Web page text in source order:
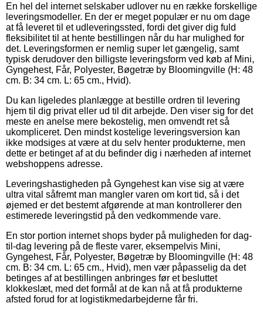
En hel del internet selskaber udlover nu en række forskellige
leveringsmodeller. En der er meget populær er nu om dage
at få leveret til et udleveringssted, fordi det giver dig fuld
fleksibilitet til at hente bestillingen når du har mulighed for
det. Leveringsformen er nemlig super let gængelig, samt
typisk derudover den billigste leveringsform ved køb af Mini,
Gyngehest, Får, Polyester, Bøgetræ by Bloomingville (H: 48
cm. B: 34 cm. L: 65 cm., Hvid).
Du kan ligeledes planlægge at bestille ordren til levering
hjem til dig privat eller ud til dit arbejde. Den viser sig for det
meste en anelse mere bekostelig, men omvendt ret så
ukompliceret. Den mindst kostelige leveringsversion kan
ikke modsiges at være at du selv henter produkterne, men
dette er betinget af at du befinder dig i nærheden af internet
webshoppens adresse.
Leveringshastigheden på Gyngehest kan vise sig at være
ultra vital såfremt man mangler varen om kort tid, så i det
øjemed er det bestemt afgørende at man kontrollerer den
estimerede leveringstid på den vedkommende vare.
En stor portion internet shops byder på muligheden for dag-
til-dag levering på de fleste varer, eksempelvis Mini,
Gyngehest, Får, Polyester, Bøgetræ by Bloomingville (H: 48
cm. B: 34 cm. L: 65 cm., Hvid), men vær påpasselig da det
betinges af at bestillingen anbringes før et besluttet
klokkeslæt, med det formål at de kan nå at få produkterne
afsted forud for at logistikmedarbejderne får fri.